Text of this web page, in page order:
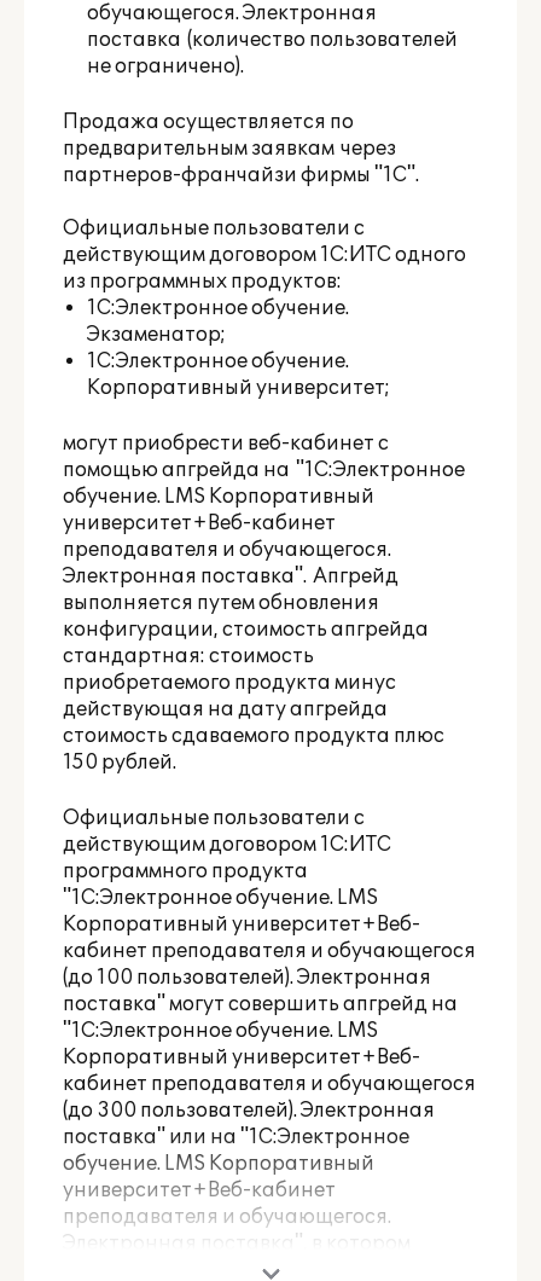
обучающегося. Электронная
поставка (количество пользователей
не ограничено).
Продажа осуществляется по
предварительным заявкам через
партнеров-франчайзи фирмы "1С".
Официальные пользователи с
действующим договором 1С:ИТС одного
из программных продуктов:
1С:Электронное обучение.
Экзаменатор;
1С:Электронное обучение.
Корпоративный университет;
могут приобрести веб-кабинет с
помощью апгрейда на "1С:Электронное
обучение. LMS Корпоративный
университет+Веб-кабинет
преподавателя и обучающегося.
Электронная поставка". Апгрейд
выполняется путем обновления
конфигурации, стоимость апгрейда
стандартная: стоимость
приобретаемого продукта минус
действующая на дату апгрейда
стоимость сдаваемого продукта плюс
150 рублей.
Официальные пользователи с
действующим договором 1С:ИТС
программного продукта
"1С:Электронное обучение. LMS
Корпоративный университет+Веб-
кабинет преподавателя и обучающегося
(до 100 пользователей). Электронная
поставка" могут совершить апгрейд на
"1С:Электронное обучение. LMS
Корпоративный университет+Веб-
кабинет преподавателя и обучающегося
(до 300 пользователей). Электронная
поставка" или на "1С:Электронное
обучение. LMS Корпоративный
университет+Веб-кабинет
преподавателя и обучающегося.
Электронная поставка", в котором
количество пользователей не